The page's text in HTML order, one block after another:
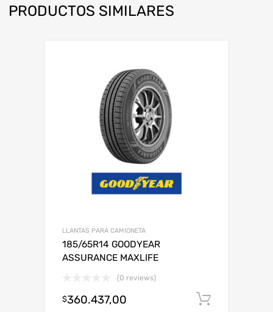
PRODUCTOS SIMILARES
LLANTAS PARA CAMIONETA
185/65R14 GOODYEAR
ASSURANCE MAXLIFE
(0 reviews)
$360.437,00